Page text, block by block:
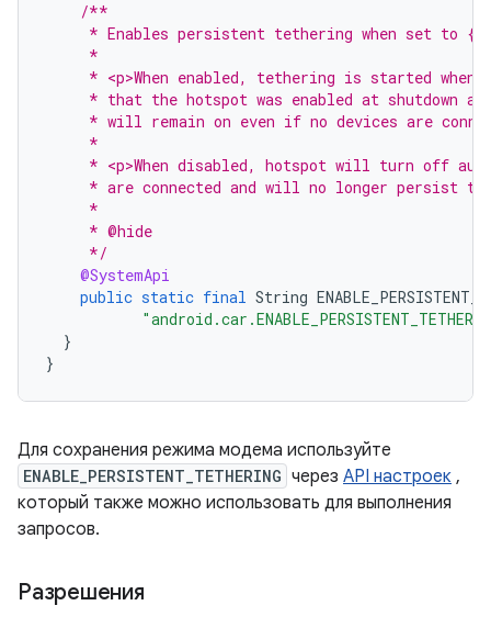
/**
* Enables persistent tethering when set to
     *
* <p>When enabled, tethering is started when
* that the hotspot was enabled at shutdown
* will remain on even if no devices are
     *
* <p>When disabled, hotspot will turn off
* are connected and will no longer persist
     *
     * @hide
     */
@SystemApi
public static final String
}
}
Для сохранения режима модема используйте
ENABLE_PERSISTENT_TETHERING через API настроек ,
который также можно использовать для выполнения
запросов.
Разрешения